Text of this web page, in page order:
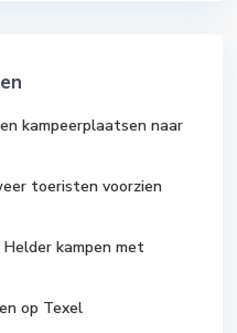
kampeerplaatsen naar
toeristen voorzien
kampen met
op Texel